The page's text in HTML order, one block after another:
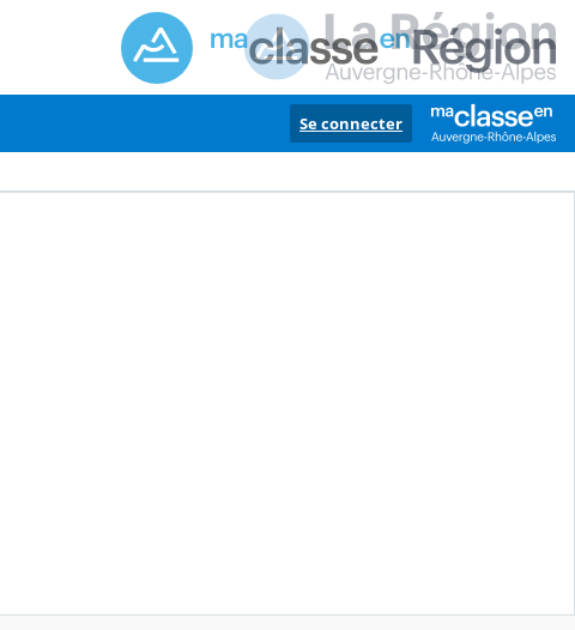
Se connecter